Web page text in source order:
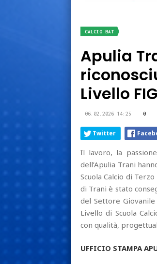
CALCIO BAT
Apulia
Livello
06.02.2026 14:25 0
Twitter
Il lavoro, la
dell’Apulia Trani
Scuola Calcio di
di Trani è stato
del Settore
Livello di Scuola
con qualità,
UFFICIO STAMPA